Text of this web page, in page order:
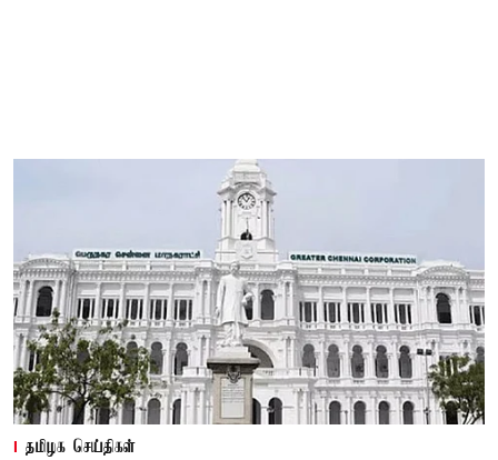
தமிழக செய்திகள்